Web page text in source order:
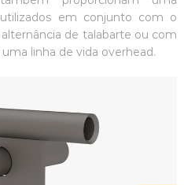
em conjunto com o
de talabarte ou com
linha de vida overhead.